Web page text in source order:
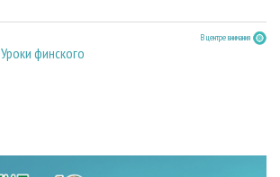
В центре внимания
Уроки финского